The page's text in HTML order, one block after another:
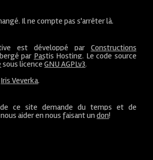
Il ne compte pas s'arrêter là.
est développé par Constructions
par Pastis Hosting. Le code source
sous licenceGNU AGPLv3.
Iris Veverka.
ce site demande du temps et de
aider en nous faisant undon!